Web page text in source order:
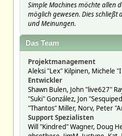
Simple Machines möchte allen
möglich gewesen. Dies schließt
und Meinungen.
Das Team
Projektmanagement
Aleksi "Lex" Kilpinen, Michele
Entwickler
Shawn Bulen, John "live627"
"Suki" González, Jon
"Thantos" Miller, Norv, Peter
Support Spezialisten
Will "Kindred" Wagner, Doug